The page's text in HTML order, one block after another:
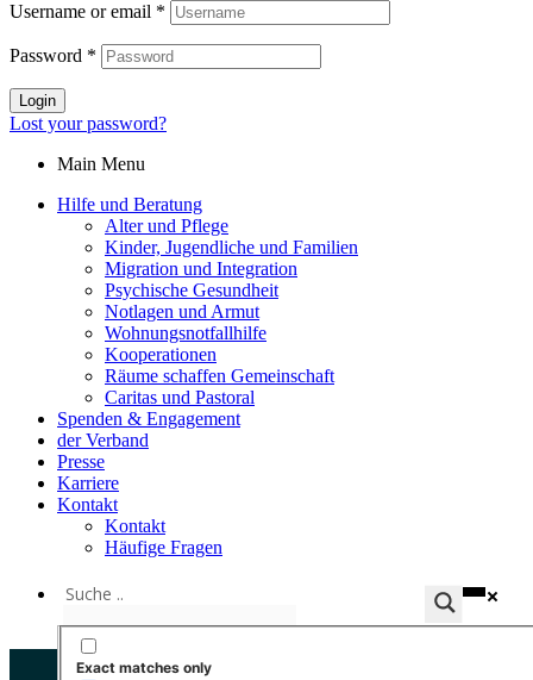
Username or email *
Password *
Login
Lost your password?
Main Menu
Hilfe und Beratung
Alter und Pflege
Kinder, Jugendliche und Familien
Migration und Integration​
Psychische Gesundheit
Notlagen und Armut
Wohnungs­notfallhilfe
Kooperationen
Räume schaffen Gemeinschaft
Caritas und Pastoral
Spenden & Engagement
der Verband
Presse
Karriere
Kontakt
Kontakt
Häufige Fragen
Exact matches only